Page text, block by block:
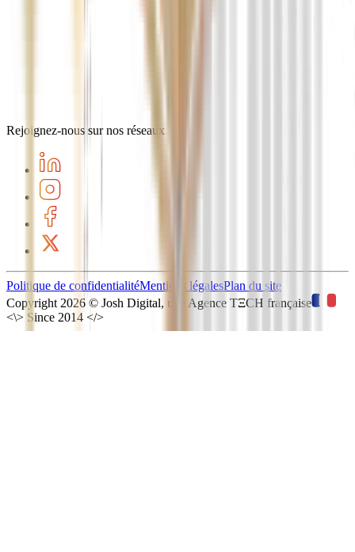
Rejoignez-nous sur nos réseaux
Politique de confidentialitéMentions légalesPlan du site
Copyright 2026 © Josh Digital, une Agence TΞCH française
<\> Since 2014 </>